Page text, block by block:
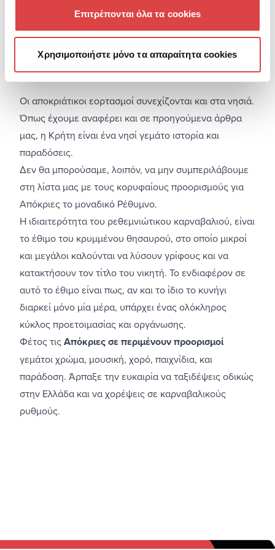
Επιτρέπονται όλα τα cookies
Χρησιμοποιήστε μόνο τα απαραίτητα cookies
Οι αποκριάτικοι εορτασμοί συνεχίζονται και στα νησιά.
Όπως έχουμε αναφέρει και σε προηγούμενα άρθρα
μας, η Κρήτη είναι ένα νησί γεμάτο ιστορία και
παραδόσεις.
Δεν θα μπορούσαμε, λοιπόν, να μην συμπεριλάβουμε
στη λίστα μας με τους κορυφαίους προορισμούς για
Απόκριες το μοναδικό Ρέθυμνο.
Η ιδιαιτερότητα του ρεθεμνιώτικου καρναβαλιού, είναι
το έθιμο του κρυμμένου θησαυρού, στο οποίο μικροί
και μεγάλοι καλούνται να λύσουν γρίφους και να
κατακτήσουν τον τίτλο του νικητή. Το ενδιαφέρον σε
αυτό το έθιμο είναι πως, αν και το ίδιο το κυνήγι
διαρκεί μόνο μία μέρα, υπάρχει ένας ολόκληρος
κύκλος προετοιμασίας και οργάνωσης.
Φέτος τιςΑπόκριες σε περιμένουν προορισμοί
γεμάτοι χρώμα, μουσική, χορό, παιχνίδια, και
παράδοση. Άρπαξε την ευκαιρία να ταξιδέψεις οδικώς
στην Ελλάδα και να χορέψεις σε καρναβαλικούς
ρυθμούς.